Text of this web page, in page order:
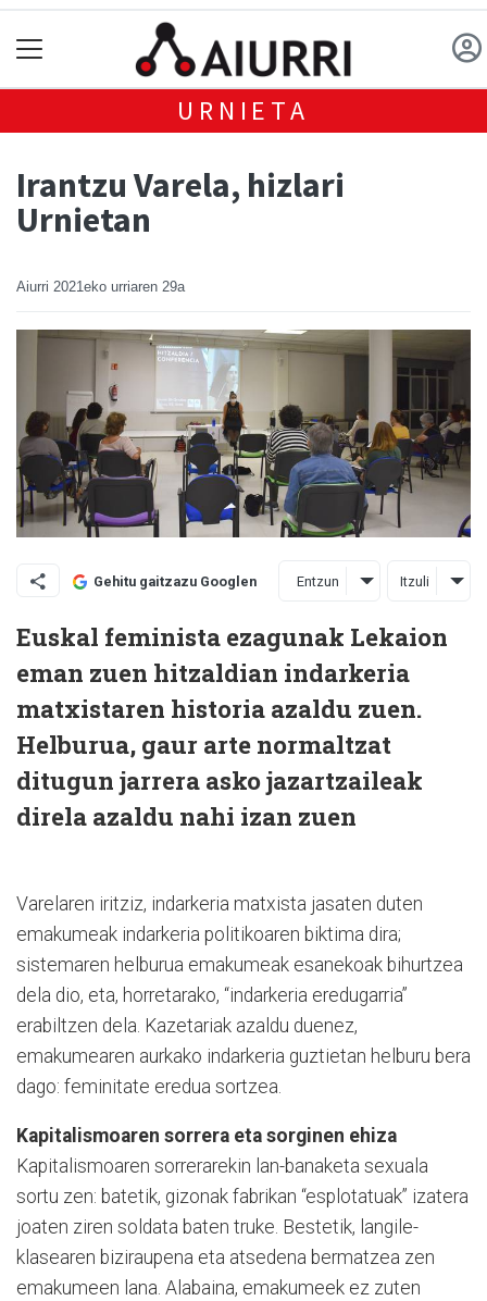
URNIETA
Irantzu Varela, hizlari
Urnietan
Aiurri 2021eko urriaren 29a
Gehitu gaitzazu Googlen Entzun Itzuli
Euskal feminista ezagunak Lekaion
eman zuen hitzaldian indarkeria
matxistaren historia azaldu zuen.
Helburua, gaur arte normaltzat
ditugun jarrera asko jazartzaileak
direla azaldu nahi izan zuen
Varelaren iritziz, indarkeria matxista jasaten duten
emakumeak indarkeria politikoaren biktima dira;
sistemaren helburua emakumeak esanekoak bihurtzea
dela dio, eta, horretarako, “indarkeria eredugarria”
erabiltzen dela. Kazetariak azaldu duenez,
emakumearen aurkako indarkeria guztietan helburu bera
dago: feminitate eredua sortzea.
Kapitalismoaren sorrera eta sorginen ehiza
Kapitalismoaren sorrerarekin lan-banaketa sexuala
sortu zen: batetik, gizonak fabrikan “esplotatuak” izatera
joaten ziren soldata baten truke. Bestetik, langile-
klasearen biziraupena eta atsedena bermatzea zen
emakumeen lana. Alabaina, emakumeek ez zuten